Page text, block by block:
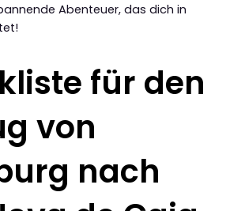
Abenteuer, das dich in
für den
von
nach